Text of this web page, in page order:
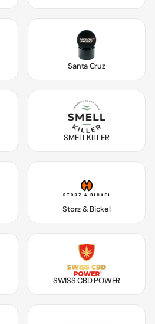
Santa Cruz
SMELLKILLER
Storz & Bickel
SWISS CBD POWER